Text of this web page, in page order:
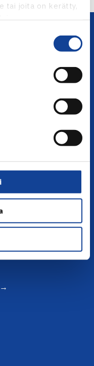
tai joita on kerätty,
→